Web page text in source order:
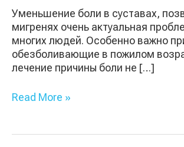
Уменьшение боли в суставах,
мигренях очень актуальная
многих людей. Особенно важно
обезболивающие в пожилом
лечение причины боли не […]
ПЭА
пальмитоилэтаноламид
Read More »